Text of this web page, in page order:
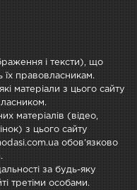
і тексти), що
їх правовласникам.
матеріали з цього сайту
матеріалів (відео,
з цього сайту
обов'язково
за будь-яку
третіми особами.